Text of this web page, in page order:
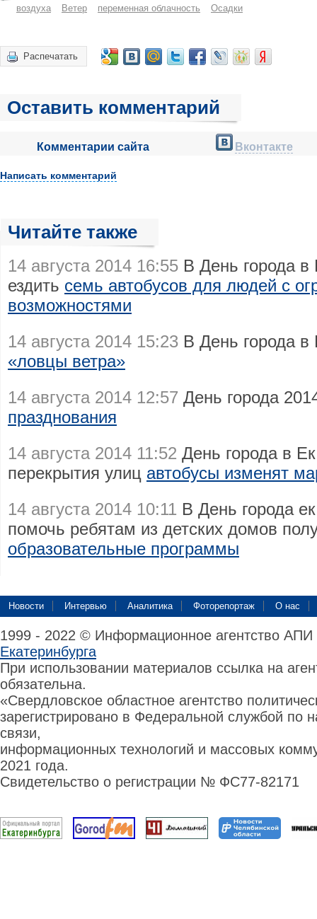
воздуха
Ветер переменная облачность Осадки
Распечатать
Оставить комментарий
Комментарии сайта Вконтакте
Написать комментарий
Читайте также
14 августа 2014 16:55 В День города в
ездить семь автобусов для людей с
возможностями
14 августа 2014 15:23 В День города в
«ловцы ветра»
14 августа 2014 12:57 День города
празднования
14 августа 2014 11:52 День города в
перекрытия улиц автобусы изменят
14 августа 2014 10:11 В День города
помочь ребятам из детских домов
образовательные программы
Новости Интервью Аналитика Фоторепортаж О нас
1999 - 2022 © Информационное агентство
Екатеринбурга
При использовании материалов ссылка на
обязательна.
«Свердловское областное агентство
зарегистрировано в Федеральной службой по
связи,
информационных технологий и массовых
2021 года.
Свидетельство о регистрации № ФС77-82171